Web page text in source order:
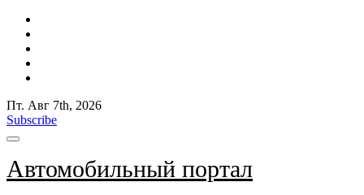
Пт. Авг 7th, 2026
Subscribe
Автомобильный портал